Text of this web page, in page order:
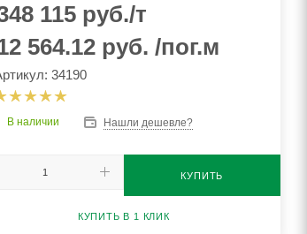
115руб./т
564.12 руб. /пог.м
34190
В наличии Нашли дешевле?
КУПИТЬ
КУПИТЬ В 1 КЛИК